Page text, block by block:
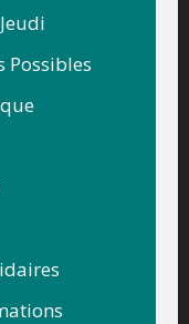
Possibles